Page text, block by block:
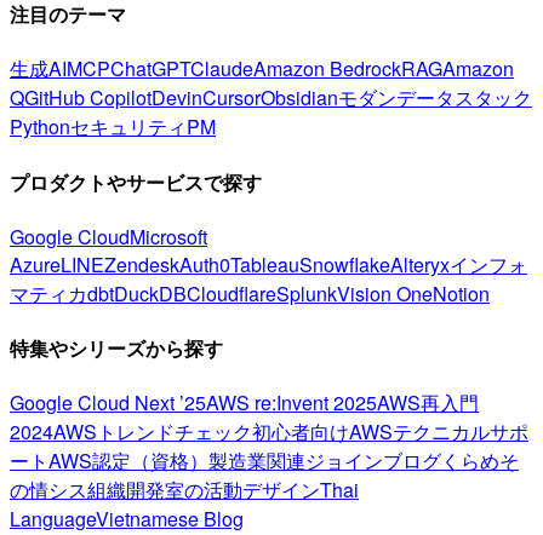
注目のテーマ
生成AIMCPChatGPTClaudeAmazon BedrockRAGAmazon
QGitHub CopilotDevinCursorObsidianモダンデータスタック
PythonセキュリティPM
プロダクトやサービスで探す
Google CloudMicrosoft
AzureLINEZendeskAuth0TableauSnowflakeAlteryxインフォ
マティカdbtDuckDBCloudflareSplunkVision OneNotion
特集やシリーズから探す
Google Cloud Next ’25AWS re:Invent 2025AWS再入門
2024AWSトレンドチェック初心者向けAWSテクニカルサポ
ートAWS認定（資格） 製造業関連ジョインブログくらめそ
の情シス組織開発室の活動デザインThai
LanguageVietnamese Blog